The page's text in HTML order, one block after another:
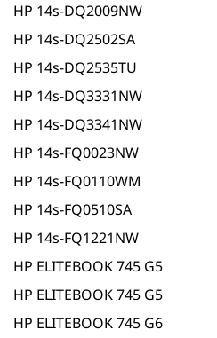
HP 14s-DQ2009NW
HP 14s-DQ2502SA
HP 14s-DQ2535TU
HP 14s-DQ3331NW
HP 14s-DQ3341NW
HP 14s-FQ0023NW
HP 14s-FQ0110WM
HP 14s-FQ0510SA
HP 14s-FQ1221NW
HP ELITEBOOK 745 G5
HP ELITEBOOK 745 G5
HP ELITEBOOK 745 G6